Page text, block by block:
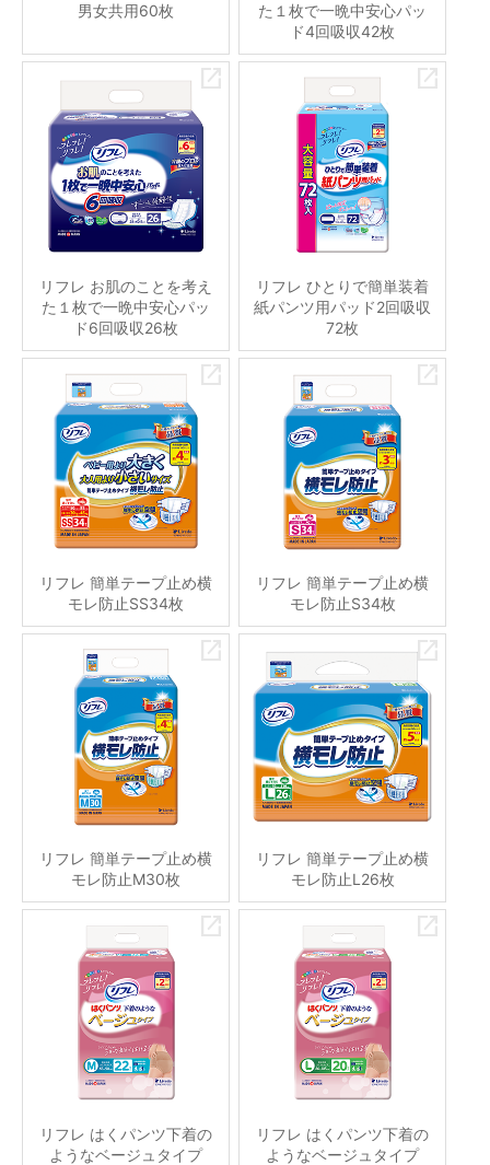
男女共用60枚
た１枚で一晩中安心パッ
ド4回吸収42枚
リフレ お肌のことを考え
た１枚で一晩中安心パッ
ド6回吸収26枚
リフレ ひとりで簡単装着
紙パンツ用パッド2回吸収
72枚
リフレ 簡単テープ止め横
モレ防止SS34枚
リフレ 簡単テープ止め横
モレ防止S34枚
リフレ 簡単テープ止め横
モレ防止M30枚
リフレ 簡単テープ止め横
モレ防止L26枚
リフレ はくパンツ下着の
ようなベージュタイプ
リフレ はくパンツ下着の
ようなベージュタイプ